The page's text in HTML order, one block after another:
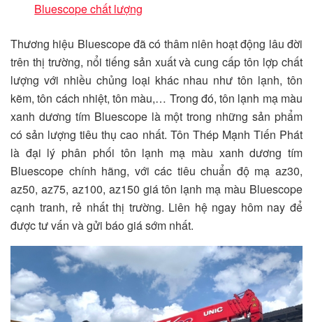
Bluescope chất lượng
Thương hiệu Bluescope đã có thâm niên hoạt động lâu đời
trên thị trường, nổi tiếng sản xuất và cung cấp tôn lợp chất
lượng với nhiều chủng loại khác nhau như tôn lạnh, tôn
kẽm, tôn cách nhiệt, tôn màu,… Trong đó, tôn lạnh mạ màu
xanh dương tím Bluescope là một trong những sản phẩm
có sản lượng tiêu thụ cao nhất. Tôn Thép Mạnh Tiến Phát
là đại lý phân phối tôn lạnh mạ màu xanh dương tím
Bluescope chính hãng, với các tiêu chuẩn độ mạ az30,
az50, az75, az100, az150 giá tôn lạnh mạ màu Bluescope
cạnh tranh, rẻ nhất thị trường. Liên hệ ngay hôm nay để
được tư vấn và gửi báo giá sớm nhất.